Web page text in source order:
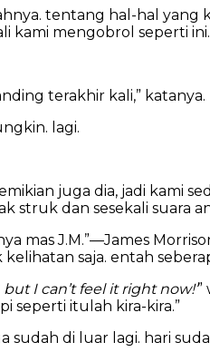
tentang hal-hal
kami mengobrol seperti ini.
terakhir kali,” katanya.
lagi.
juga dia, jadi kami
struk dan sesekali suara
mas J.M.”—James
saja. entah
I can’t feel it right now!’”
seperti itulah kira-kira.”
sudah di luar lagi. hari